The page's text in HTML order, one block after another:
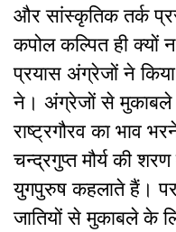
और सांस्कृतिक तर्क
कपोल कल्पित ही
प्रयास अंग्रेजों ने
ने। अंग्रेजों से मुकाबले
राष्ट्रगौरव का भाव
चन्द्रगुप्त मौर्य की
युगपुरुष कहलाते हैं।
जातियों से मुकाबले के